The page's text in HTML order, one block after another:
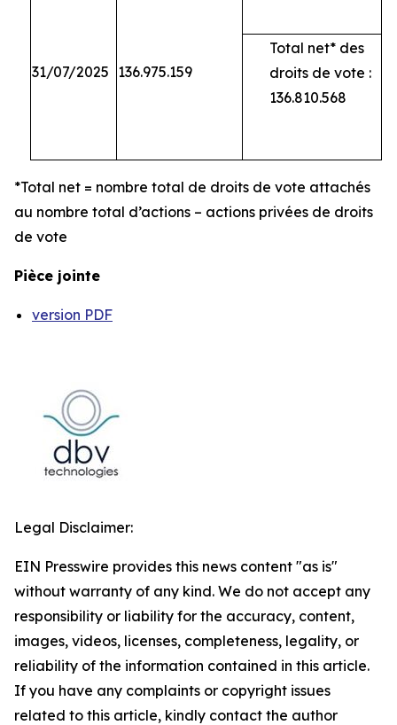
31/07/2025 136.975.159
Total net* des
droits de vote :
136.810.568
*Total net = nombre total de droits de vote attachés
au nombre total d’actions – actions privées de droits
de vote
Pièce jointe
version PDF
Legal Disclaimer:
EIN Presswire provides this news content "as is"
without warranty of any kind. We do not accept any
responsibility or liability for the accuracy, content,
images, videos, licenses, completeness, legality, or
reliability of the information contained in this article.
If you have any complaints or copyright issues
related to this article, kindly contact the author